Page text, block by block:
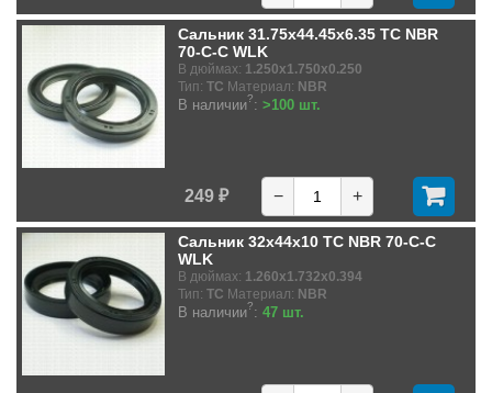
Сальник 31.75x44.45x6.35 TC NBR
70-C-C WLK
В дюймах: 1.250x1.750x0.250
Тип: TC Материал: NBR
В наличии?: >100 шт.
249 ₽ − +
Сальник 32x44x10 TC NBR 70-C-C
WLK
В дюймах: 1.260x1.732x0.394
Тип: TC Материал: NBR
В наличии?: 47 шт.